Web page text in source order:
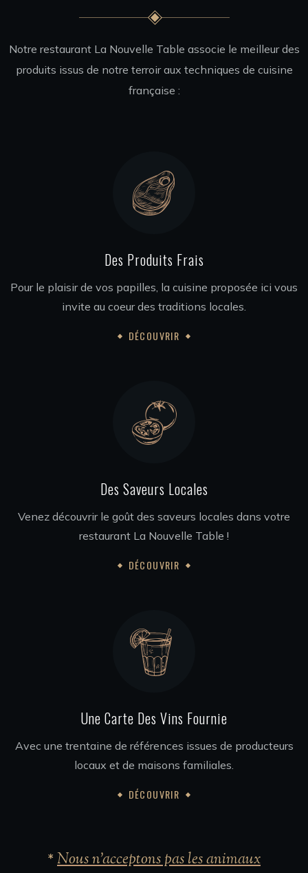
Notre restaurant La Nouvelle Table associe le meilleur des
produits issus de notre terroir aux techniques de cuisine
française :
Des Produits Frais
Pour le plaisir de vos papilles, la cuisine proposée ici vous
invite au coeur des traditions locales.
DÉCOUVRIR
Des Saveurs Locales
Venez découvrir le goût des saveurs locales dans votre
restaurant La Nouvelle Table !
DÉCOUVRIR
Une Carte Des Vins Fournie
Avec une trentaine de références issues de producteurs
locaux et de maisons familiales.
DÉCOUVRIR
*Nous n’acceptons pas les animaux